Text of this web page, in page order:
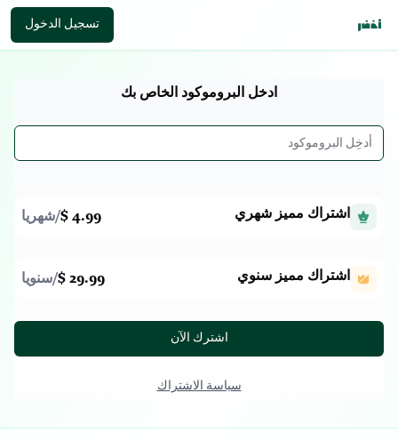
تسجيل الدخول
ادخل البروموكود الخاص بك
اشتراك مميز شهري 4.99 $
/شهريا
اشتراك مميز سنوي 29.99 $
/سنويا
اشترك الآن
سياسة الاشتراك